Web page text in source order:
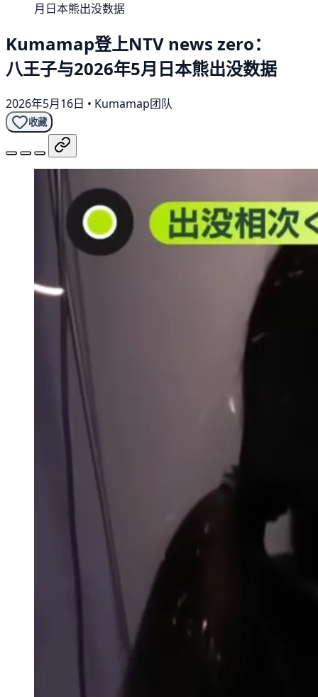
月日本熊出没数据
Kumamap登上NTV news zero：
八王子与2026年5月日本熊出没数据
2026年5月16日 • Kumamap团队
收藏